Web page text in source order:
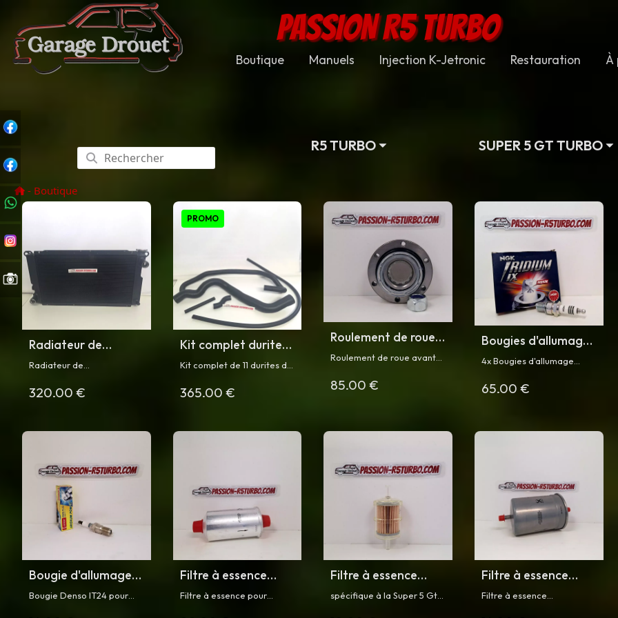
PASSION R5 TURBO
Boutique Manuels Injection K-Jetronic Restauration À
R5 TURBO SUPER 5 GT TURBO
- Boutique
Radiateur de
refroidissement R5
Radiateur de
aluminium (peint en noir)
320.00 €
PROMO
Kit complet durites
silicone
Turbo
Kit complet de 11 durites de
avec ses colliers pour
365.00 €
Roulement de roue
pour R5 Turbo
Roulement de roue avant
Turbo 2
85.00 €
Bougies d'allumage
iridium pour Super 5
4x Bougies d'allumage
GT Turbo phase 1 et phase
65.00 €
Bougie d'allumage
Denso IT24 pour R5
Bougie Denso IT24 pour
Filtre à essence
pour R5 Turbo et
Filtre à essence pour
Filtre à essence
pour Super5 GT
spécifique à la Super 5 Gt
Filtre à essence
pour Super 5 GT
Filtre à essence